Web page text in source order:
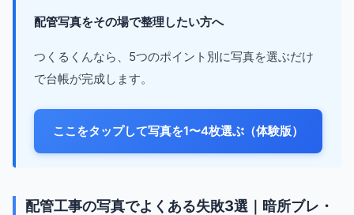
配管写真をその場で整理したい方へ
つくるくんなら、5つのポイント別に写真を選ぶだけ
で台帳が完成します。
ここをタップして写真を1〜4枚選ぶ（体験版）
配管工事の写真でよくある失敗3選｜暗所ブレ・